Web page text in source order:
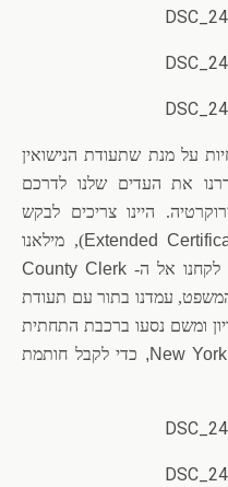
על מנת שתעודת הנישואין
את העדים שלנו לדרכם
היינו צריכים לבקש
Extended
), מילאנו
County Clerk
עמדנו בתור עם תעודת
חותמת נוטריון ומשם נסעו ברכבת התחתית
New
כדי לקבל חותמת